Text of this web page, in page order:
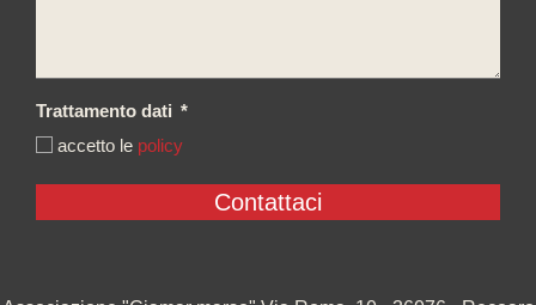
Trattamento dati *
accetto le policy